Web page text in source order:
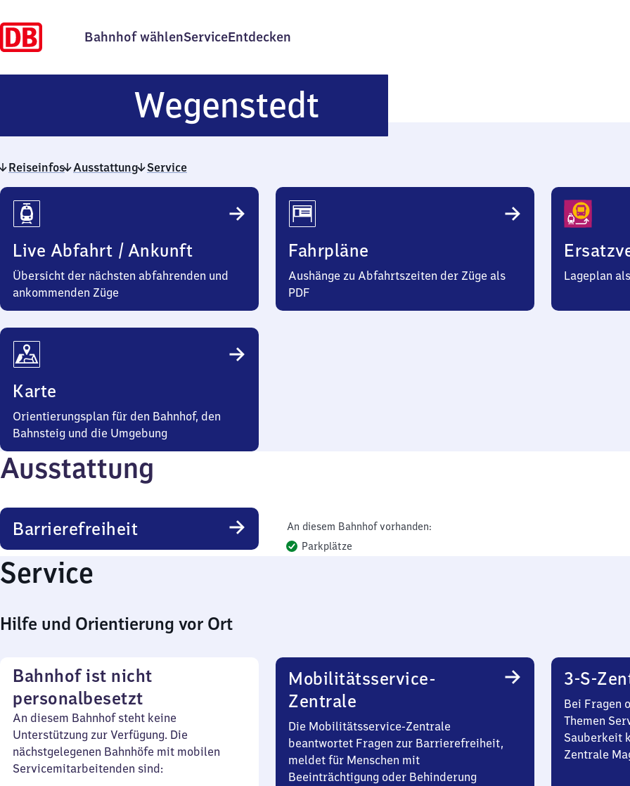
Bahnhof wählenServiceEntdecken
Wegenstedt
Reiseinfos Ausstattung Service
Reiseinfos
Live Abfahrt / Ankunft
Übersicht der nächsten abfahrenden und
ankommenden Züge
Fahrpläne
Aushänge zu Abfahrtszeiten der Züge als
PDF
Lageplan
Karte
Orientierungsplan für den Bahnhof, den
Bahnsteig und die Umgebung
Ausstattung
Barrierefreiheit
An diesem Bahnhof vorhanden:
Parkplätze
Service
Hilfe und Orientierung vor Ort
Bahnhof ist nicht
personalbesetzt
An diesem Bahnhof steht keine
Unterstützung zur Verfügung. Die
nächstgelegenen Bahnhöfe mit mobilen
Servicemitarbeitenden sind:
Mobilitätsservice-
Zentrale
Die Mobilitätsservice-Zentrale
beantwortet Fragen zur Barrierefreiheit,
meldet für Menschen mit
Beeinträchtigung oder Behinderung
3-S-
Bei Fragen
Themen
Sauberkeit
Zentrale